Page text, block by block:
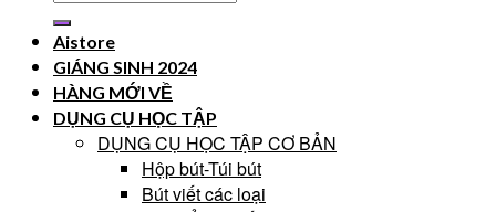
Aistore
GIÁNG SINH 2024
HÀNG MỚI VỀ
DỤNG CỤ HỌC TẬP
DỤNG CỤ HỌC TẬP CƠ BẢN
Hộp bút-Túi bút
Bút viết các loại